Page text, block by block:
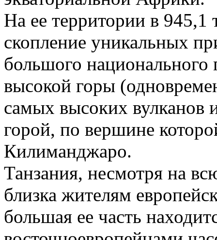
На ее территории в 945,1
скопление уникальных
большого
высокой горы
самых высоких вулканов
горой, по вершине
Килиманджаро.
Танзания, несмотря на
близка жителям
большая ее часть